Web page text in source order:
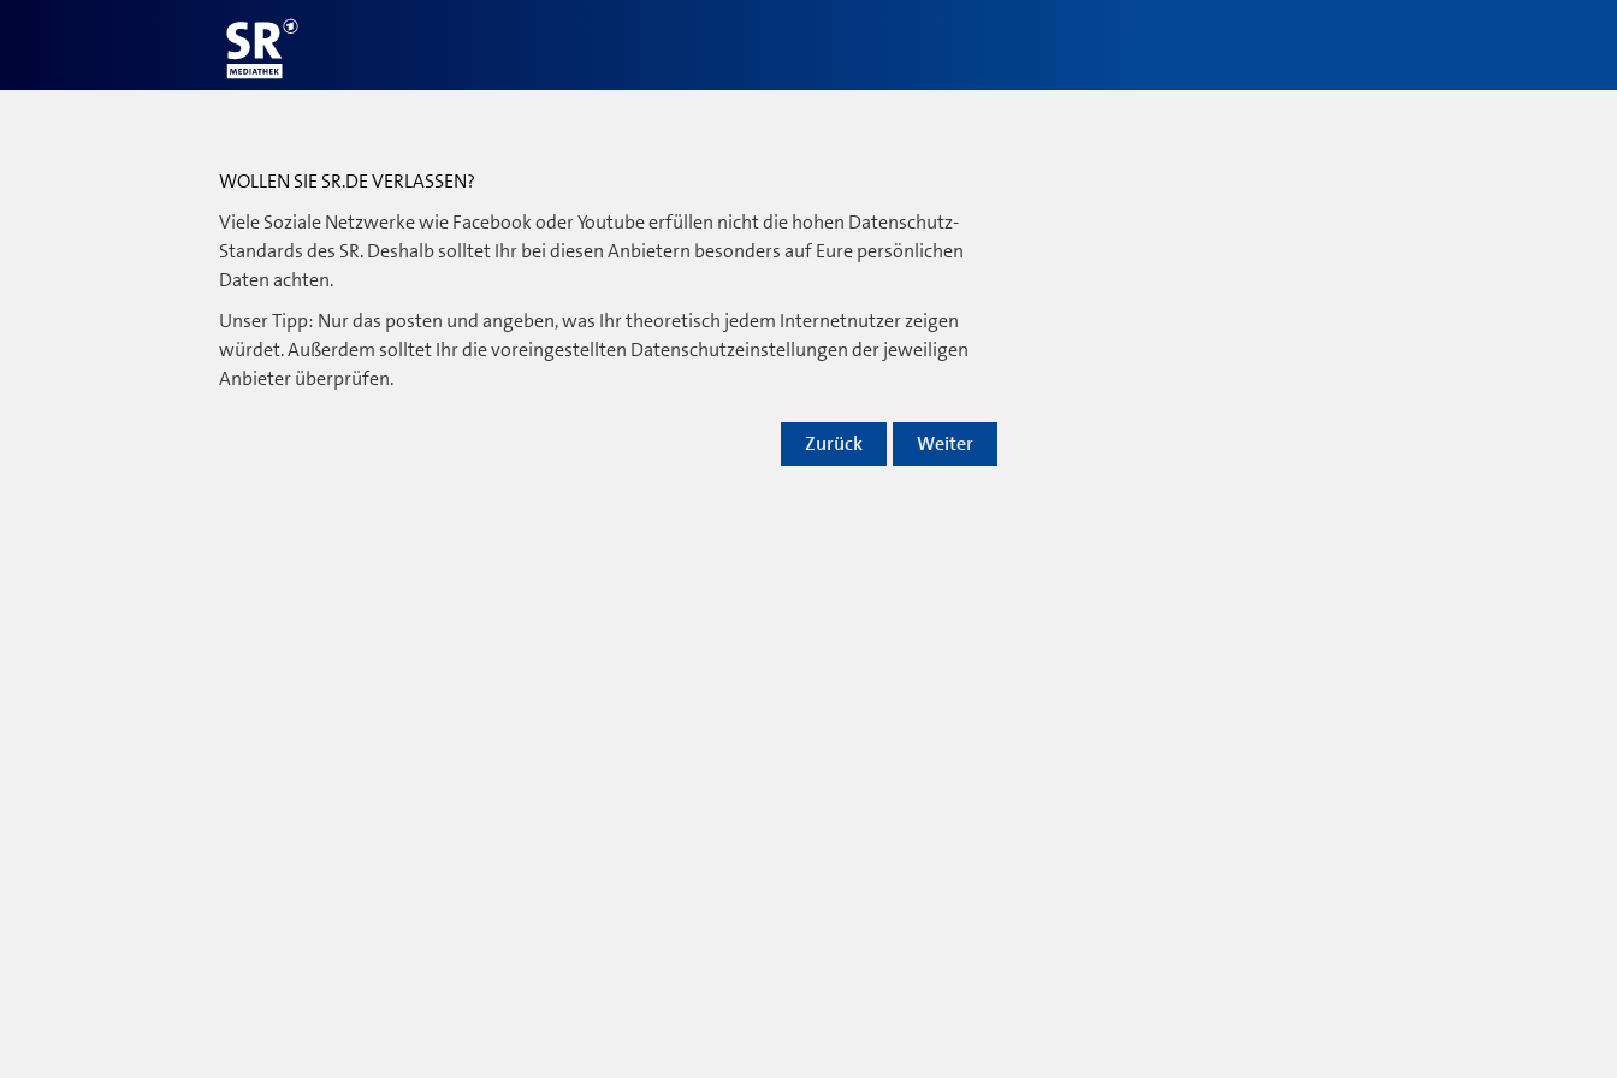
WOLLEN SIE SR.DE VERLASSEN?
Viele Soziale Netzwerke wie Facebook oder Youtube erfüllen nicht die hohen Datenschutz-
Standards des SR. Deshalb solltet Ihr bei diesen Anbietern besonders auf Eure persönlichen
Daten achten.
Unser Tipp: Nur das posten und angeben, was Ihr theoretisch jedem Internetnutzer zeigen
würdet. Außerdem solltet Ihr die voreingestellten Datenschutzeinstellungen der jeweiligen
Anbieter überprüfen.
Weiter
Zurück